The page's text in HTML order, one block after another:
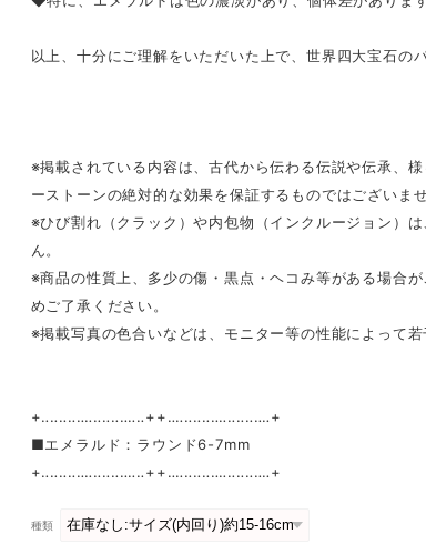
以上、十分にご理解をいただいた上で、世界四大宝石の
※掲載されている内容は、古代から伝わる伝説や伝承、
ーストーンの絶対的な効果を保証するものではございませ
※ひび割れ（クラック）や内包物（インクルージョン）
ん。
※商品の性質上、多少の傷・黒点・ヘコみ等がある場合
めご了承ください。
※掲載写真の色合いなどは、モニター等の性能によって
+‥‥‥‥‥‥‥‥‥‥‥‥++‥‥‥‥‥‥‥‥‥‥‥‥+
■エメラルド：ラウンド6-7mm
+‥‥‥‥‥‥‥‥‥‥‥‥++‥‥‥‥‥‥‥‥‥‥‥‥+
種類